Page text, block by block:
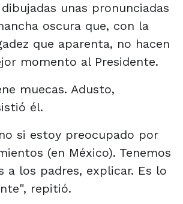
unas pronunciadas
oscura que, con la
que aparenta, no hacen
momento al Presidente.
muecas. Adusto,
él.
si estoy preocupado por
(en México). Tenemos
a los padres, explicar. Es lo
repitió.